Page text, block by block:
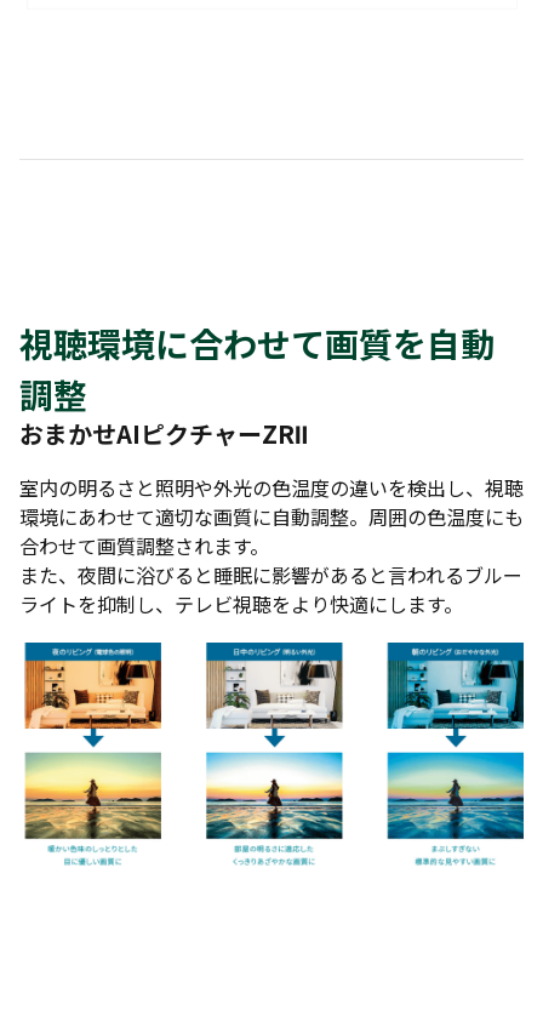
視聴環境に合わせて画質を自動
調整
おまかせAIピクチャーZRⅡ
室内の明るさと照明や外光の色温度の違いを検出し、視聴
環境にあわせて適切な画質に自動調整。周囲の色温度にも
合わせて画質調整されます。
また、夜間に浴びると睡眠に影響があると言われるブルー
ライトを抑制し、テレビ視聴をより快適にします。